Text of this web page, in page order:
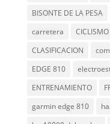
BISONTE DE LA PESA
carretera
CICLISMO
CLASIFICACION
EDGE 810
ENTRENAMIENTO
garmin edge 810